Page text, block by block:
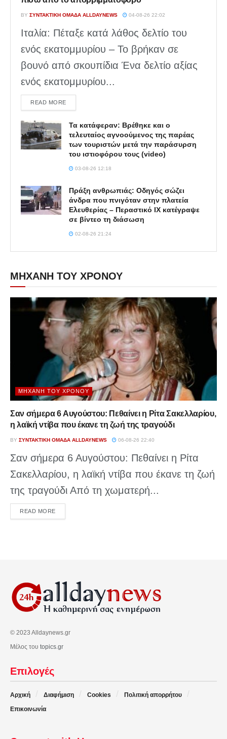
BY ΣΥΝΤΑΚΤΙΚΉ ΟΜΆΔΑ ALLDAYNEWS 04-08-26 22:02
Ιταλία: Πέταξε κατά λάθος δελτίο του
ενός εκατομμυρίου – Το βρήκαν σε
βουνό από σκουπίδια Ένα δελτίο αξίας
ενός εκατομμυρίου...
READ MOREDETAILS
Τα κατάφεραν: Βρέθηκε και ο
τελευταίος αγνοούμενος της παρέας
των τουριστών μετά την παράσυρση
του ιστιοφόρου τους (video)
03-08-26 12:18
Πράξη ανθρωπιάς: Οδηγός σώζει
άνδρα που πνιγόταν στην πλατεία
Ελευθερίας – Περαστικό ΙΧ κατέγραψε
σε βίντεο τη διάσωση
02-08-26 21:24
ΜΗΧΑΝΗ ΤΟΥ ΧΡΟΝΟΥ
ΜΗΧΑΝΉ ΤΟΥ ΧΡΌΝΟΥ
Σαν σήμερα 6 Αυγούστου: Πεθαίνει η Ρίτα Σακελλαρίου,
η λαϊκή ντίβα που έκανε τη ζωή της τραγούδι
BY ΣΥΝΤΑΚΤΙΚΉ ΟΜΆΔΑ ALLDAYNEWS 06-08-26 22:40
Σαν σήμερα 6 Αυγούστου: Πεθαίνει η Ρίτα
Σακελλαρίου, η λαϊκή ντίβα που έκανε τη ζωή
της τραγούδι Από τη χωματερή...
READ MOREDETAILS
© 2023 Alldaynews.gr
Μέλος του topics.gr
Επιλογές
Αρχική Διαφήμιση Cookies
Πολιτική απορρήτου
Επικοινωνία